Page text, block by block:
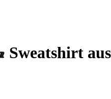
Sweatshirt